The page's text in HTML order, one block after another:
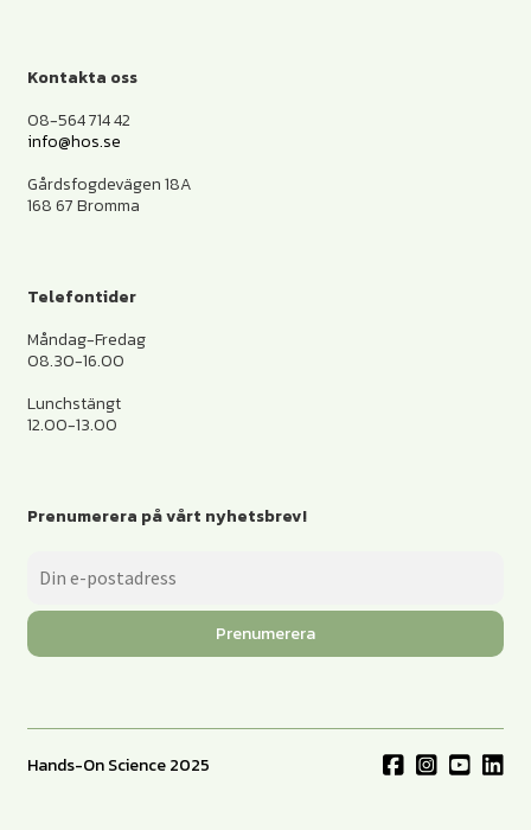
Kontakta oss
08-564 714 42
info@hos.se
Gårdsfogdevägen 18A
168 67 Bromma
Telefontider
Måndag-Fredag
08.30-16.00
Lunchstängt
12.00-13.00
Prenumerera på vårt nyhetsbrev!
Prenumerera
Hands-On Science 2025